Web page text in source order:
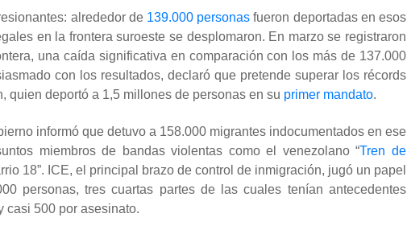
alrededor de 139.000 personas fueron deportadas en esos
en la frontera suroeste se desplomaron. En marzo se registraron
una caída significativa en comparación con los más de 137.000
con los resultados, declaró que pretende superar los récords
quien deportó a 1,5 millones de personas en su primer mandato.
informó que detuvo a 158.000 migrantes indocumentados en ese
miembros de bandas violentas como el venezolano “Tren de
18”. ICE, el principal brazo de control de inmigración, jugó un papel
personas, tres cuartas partes de las cuales tenían antecedentes
casi 500 por asesinato.